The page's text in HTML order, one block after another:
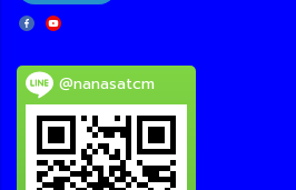
@nanasatcm